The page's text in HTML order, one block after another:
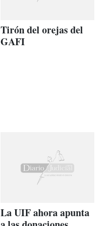
Tirón del orejas del
GAFI
La UIF ahora apunta